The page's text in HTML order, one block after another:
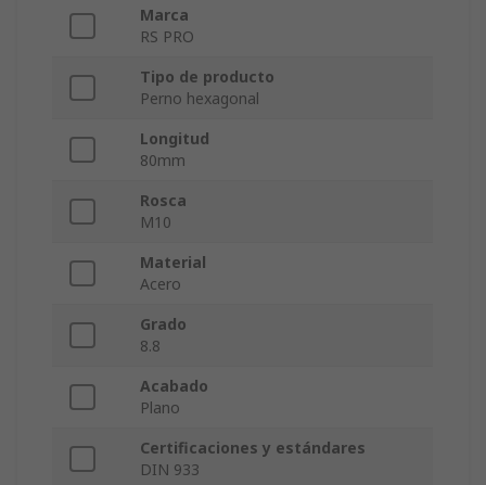
Marca
RS PRO
Tipo de producto
Perno hexagonal
Longitud
80mm
Rosca
M10
Material
Acero
Grado
8.8
Acabado
Plano
Certificaciones y estándares
DIN 933